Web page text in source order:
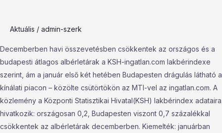
Aktuális / admin-szerk
Decemberben havi összevetésben csökkentek az országos és a
budapesti átlagos albérletárak a KSH-ingatlan.com lakbérindexe
szerint, ám a január első két hetében Budapesten drágulás látható a
kínálati piacon – közölte csütörtökön az MTI-vel az ingatlan.com. A
közlemény a Központi Statisztikai Hivatal(KSH) lakbérindex adataira
hivatkozik: országosan 0,2, Budapesten viszont 0,7 százalékkal
csökkentek az albérletárak decemberben. Kiemelték: januárban